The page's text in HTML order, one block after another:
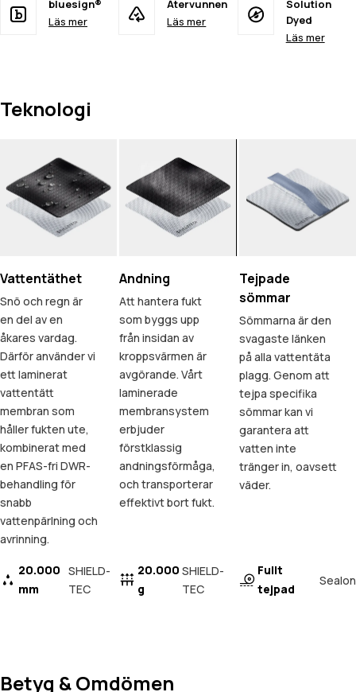
bluesign®
Läs mer
Återvunnen
Läs mer
Solution
Dyed
Läs mer
Teknologi
Vattentäthet
Snö och regn är
en del av en
åkares vardag.
Därför använder vi
ett laminerat
vattentätt
membran som
håller fukten ute,
kombinerat med
en PFAS-fri DWR-
behandling för
snabb
vattenpärlning och
avrinning.
20.000
mm
SHIELD-
TEC
Andning
Att hantera fukt
som byggs upp
från insidan av
kroppsvärmen är
avgörande. Vårt
laminerade
membransystem
erbjuder
förstklassig
andningsförmåga,
och transporterar
effektivt bort fukt.
20.000
g
SHIELD-
TEC
Tejpade
sömmar
Sömmarna är den
svagaste länken
på alla vattentäta
plagg. Genom att
tejpa specifika
sömmar kan vi
garantera att
vatten inte
tränger in, oavsett
väder.
Fullt
tejpad
Sealon
Betyg & Omdömen